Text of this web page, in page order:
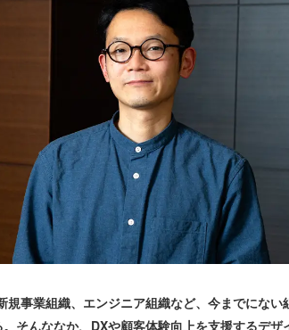
事業組織、エンジニア組織など、今までにない
そんななか、DXや顧客体験向上を支援するデザ